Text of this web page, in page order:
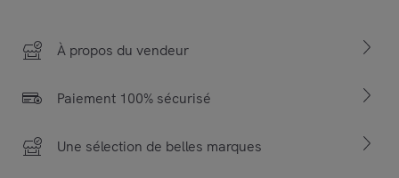
À propos du vendeur
Paiement 100% sécurisé
Une sélection de belles marques